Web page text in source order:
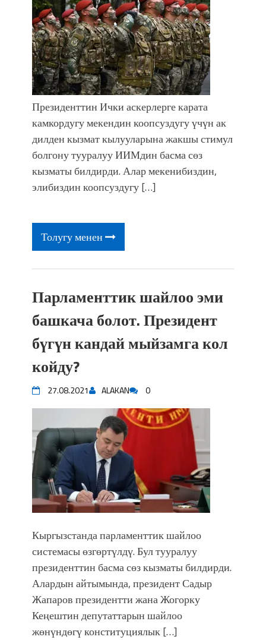
Президенттин Ички аскерлерге карата
камкордугу мекендин коопсуздугу үчүн ак
дилден кызмат кылууларына жакшы стимул
болгону тууралуу ИИМдин басма сөз
кызматы билдирди. Алар мекенибиздин,
элибиздин коопсуздугу […]
Толугу менен
Парламенттик шайлоо эми
башкача болот. Президент
бүгүн кандай мыйзамга кол
койду?
27.08.2021 ALAKAN 0
Кыргызстанда парламенттик шайлоо
системасы өзгөртүлдү. Бул тууралуу
президенттин басма сөз кызматы билдирди.
Алардын айтымында, президент Садыр
Жапаров президентти жана Жогорку
Кеңештин депутаттарын шайлоо
жөнүндөгү конституциялык […]